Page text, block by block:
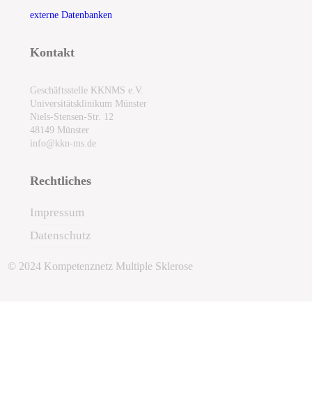
externe Datenbanken
Kontakt
Geschäftsstelle KKNMS e.V.
Universitätsklinikum Münster
Niels-Stensen-Str. 12
48149 Münster
info@kkn-ms.de
Rechtliches
Impressum
Datenschutz
© 2024 Kompetenznetz Multiple Sklerose